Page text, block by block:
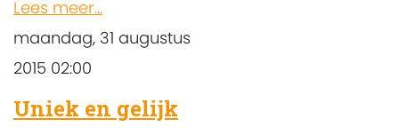
Lees meer...
maandag, 31 augustus
2015 02:00
Uniek en gelijk